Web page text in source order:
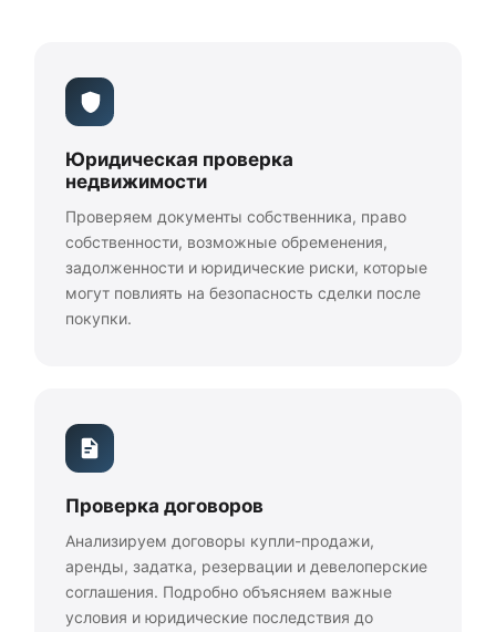
Юридическая проверка
недвижимости
Проверяем документы собственника, право
собственности, возможные обременения,
задолженности и юридические риски, которые
могут повлиять на безопасность сделки после
покупки.
Проверка договоров
Анализируем договоры купли-продажи,
аренды, задатка, резервации и девелоперские
соглашения. Подробно объясняем важные
условия и юридические последствия до